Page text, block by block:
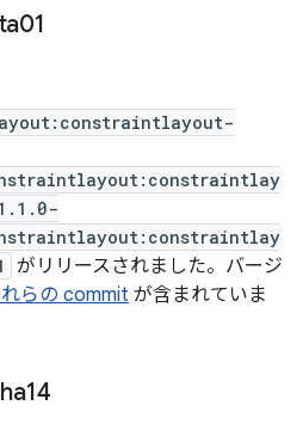
がリリースされました。バージ
らの commit が含まれていま